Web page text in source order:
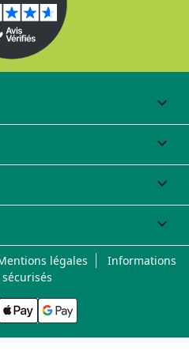



keyboard_arrow_down
légales
Informations